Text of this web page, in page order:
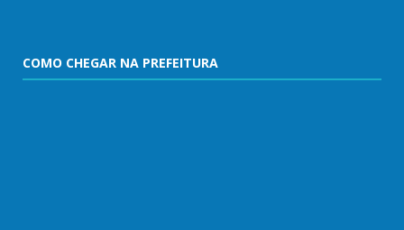
COMO CHEGAR NA PREFEITURA